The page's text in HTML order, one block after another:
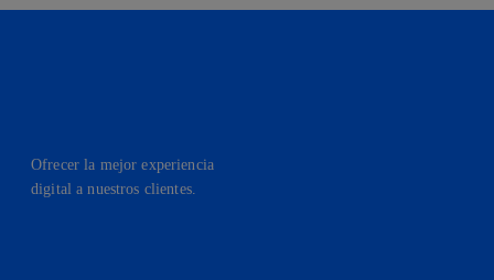
Ofrecer la mejor experiencia
digital a nuestros clientes.